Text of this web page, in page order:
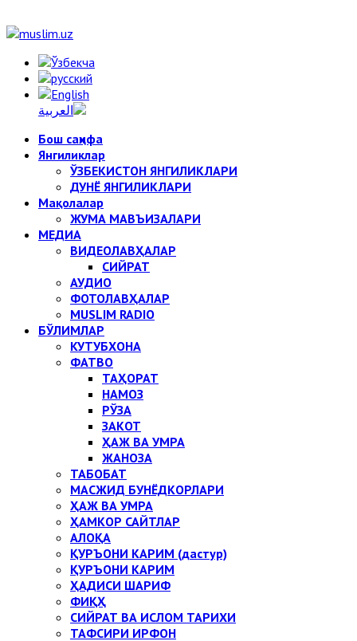
Бош саҳифа
Янгиликлар
ЎЗБЕКИСТОН ЯНГИЛИКЛАРИ
ДУНЁ ЯНГИЛИКЛАРИ
Мақолалар
ЖУМА МАВЪИЗАЛАРИ
МЕДИА
ВИДЕОЛАВҲАЛАР
СИЙРАТ
АУДИО
ФОТОЛАВҲАЛАР
MUSLIM RADIO
БЎЛИМЛАР
КУТУБХОНА
ФАТВО
ТАҲОРАТ
НАМОЗ
РЎЗА
ЗАКОТ
ҲАЖ ВА УМРА
ЖАНОЗА
ТАБОБАТ
МАСЖИД БУНЁДКОРЛАРИ
ҲАЖ ВА УМРА
ҲАМКОР САЙТЛАР
АЛОҚА
ҚУРЪОНИ КАРИМ (дастур)
ҚУРЪОНИ КАРИМ
ҲАДИСИ ШАРИФ
ФИҚҲ
СИЙРАТ ВА ИСЛОМ ТАРИХИ
ТАФСИРИ ИРФОН